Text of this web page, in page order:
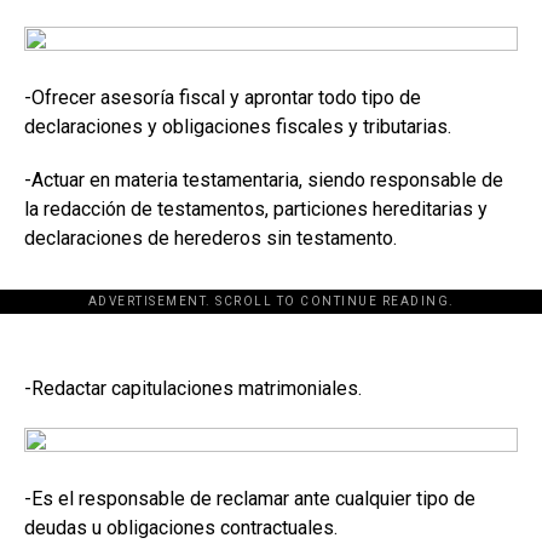
-Ofrecer asesoría fiscal y aprontar todo tipo de
declaraciones y obligaciones fiscales y tributarias.
-Actuar en materia testamentaria, siendo responsable de
la redacción de testamentos, particiones hereditarias y
declaraciones de herederos sin testamento.
ADVERTISEMENT. SCROLL TO CONTINUE READING.
-Redactar capitulaciones matrimoniales.
-Es el responsable de reclamar ante cualquier tipo de
deudas u obligaciones contractuales.